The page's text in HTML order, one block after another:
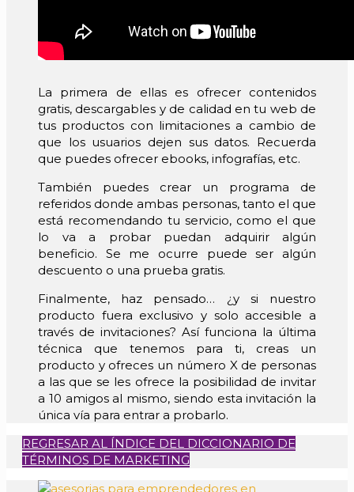
La primera de ellas es ofrecer contenidos
gratis, descargables y de calidad en tu web de
tus productos con limitaciones a cambio de
que los usuarios dejen sus datos. Recuerda
que puedes ofrecer ebooks, infografías, etc.
También puedes crear un programa de
referidos donde ambas personas, tanto el que
está recomendando tu servicio, como el que
lo va a probar puedan adquirir algún
beneficio. Se me ocurre puede ser algún
descuento o una prueba gratis.
Finalmente, haz pensado… ¿y si nuestro
producto fuera exclusivo y solo accesible a
través de invitaciones? Así funciona la última
técnica que tenemos para ti, creas un
producto y ofreces un número X de personas
a las que se les ofrece la posibilidad de invitar
a 10 amigos al mismo, siendo esta invitación la
única vía para entrar a probarlo.
REGRESAR AL ÍNDICE DEL DICCIONARIO DE
TÉRMINOS DE MARKETING